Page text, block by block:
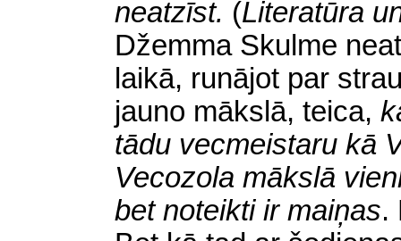
neatzīst. (Literatūra
Džemma Skulme
laikā, runājot par
jauno mākslā, teica,
tādu vecmeistaru kā
Vecozola mākslā
bet noteikti ir maiņas.